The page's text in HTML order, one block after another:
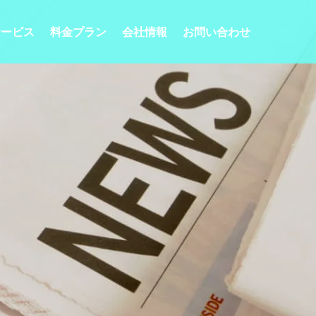
ビス 料金プラン 会社情報 お問い合わせ